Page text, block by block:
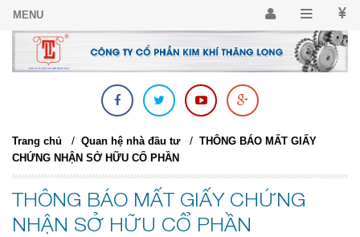
Trang chủ / Quan hệ nhà đầu tư/ THÔNG BÁO MẤT GIẤY
CHỨNG NHẬN SỞ HỮU CỔ PHẦN
THÔNG BÁO MẤT GIẤY CHỨNG
NHẬN SỞ HỮU CỔ PHẦN